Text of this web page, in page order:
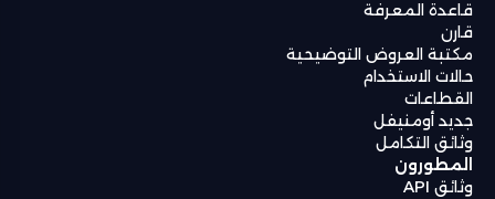
قاعدة المعرفة
قارن
مكتبة العروض التوضيحية
حالات الاستخدام
القطاعات
جديد أومنيفل
وثائق التكامل
المطورون
وثائق API